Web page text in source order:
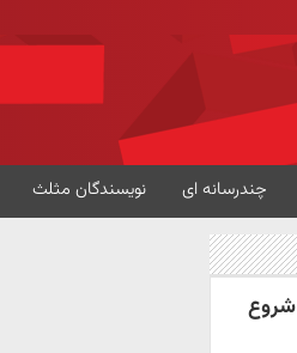
چندرسانه ای نویسندگان مثلث
شروع